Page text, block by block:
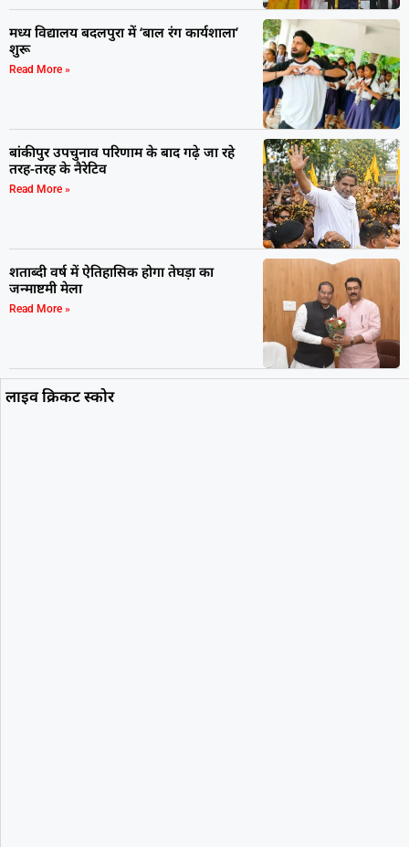
मध्य विद्यालय बदलपुरा में ‘बाल रंग कार्यशाला’
शुरू
Read More »
बांकीपुर उपचुनाव परिणाम के बाद गढ़े जा रहे
तरह-तरह के नैरेटिव
Read More »
शताब्दी वर्ष में ऐतिहासिक होगा तेघड़ा का
जन्माष्टमी मेला
Read More »
लाइव क्रिकट स्कोर